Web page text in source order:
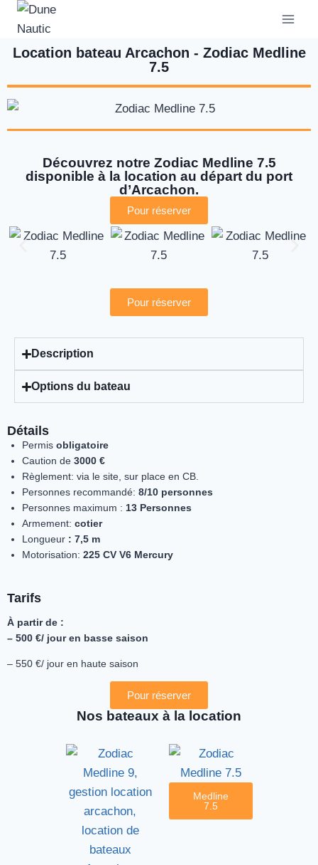
Location bateau Arcachon - Zodiac Medline
7.5
Découvrez notre Zodiac Medline 7.5
disponible à la location au départ du port
d’Arcachon.
Pour réserver
Pour réserver
Description
Options du bateau
Détails
Permis obligatoire
Caution de 3000 €
Règlement: via le site, sur place en CB.
Personnes recommandé: 8/10 personnes
Personnes maximum : 13 Personnes
Armement: cotier
Longueur : 7,5 m
Motorisation: 225 CV V6 Mercury
Tarifs
À partir de :
– 500 €/ jour en basse saison
– 550 €/ jour en haute saison
Pour réserver
Nos bateaux à la location
Medline
7.5